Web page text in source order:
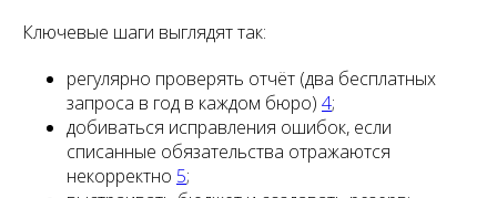
Ключевые шаги выглядят так:
регулярно проверять отчёт (два бесплатных
запроса в год в каждом бюро) 4;
добиваться исправления ошибок, если
списанные обязательства отражаются
некорректно 5;